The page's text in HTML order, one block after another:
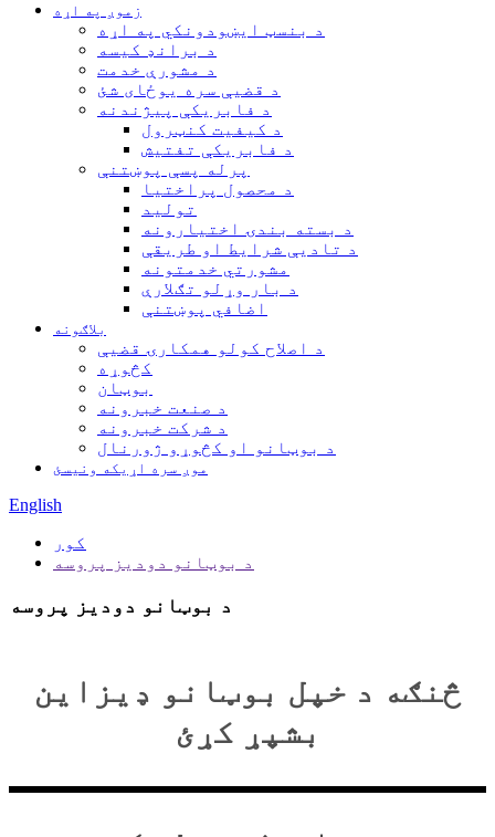
زموږ په اړه
د بنسټ ایښودونکي په اړه
د برانډ کیسه
د مشورې خدمت
د قضیې سره یوځای شئ
د فابریکې پیژندنه
د کیفیت کنټرول
د فابریکې تفتیش
پرله پسې پوښتنې
د محصول پراختیا
تولید
د بسته بندۍ اختیارونه
د تادیې شرایط او طریقې
مشورتي خدمتونه
د بار وړلو تګلارې
اضافي پوښتنې
بلاګونه
د اصلاح کولو همکارۍ قضیې
کڅوړه
بوټان
د صنعت خبرونه
د شرکت خبرونه
د بوټانو او کڅوړو ژورنال
موږ سره اړیکه ونیسئ
English
کور
د بوټانو دودیز پروسه
د بوټانو دودیز پروسه
څنګه د خپل بوټانو ډیزاین
بشپړ کړئ